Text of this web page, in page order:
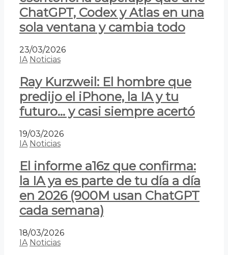
ChatGPT, Codex y Atlas en una
sola ventana y cambia todo
23/03/2026
IA Noticias
Ray Kurzweil: El hombre que
predijo el iPhone, la IA y tu
futuro… y casi siempre acertó
19/03/2026
IA Noticias
El informe a16z que confirma:
la IA ya es parte de tu día a día
en 2026 (900M usan ChatGPT
cada semana)
18/03/2026
IA Noticias